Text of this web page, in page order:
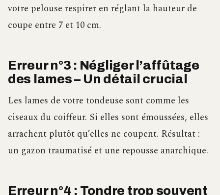
votre pelouse respirer en réglant la hauteur de
coupe entre 7 et 10 cm.
Erreur n°3 : Négliger l’affûtage
des lames – Un détail crucial
Les lames de votre tondeuse sont comme les
ciseaux du coiffeur. Si elles sont émoussées, elles
arrachent plutôt qu’elles ne coupent. Résultat :
un gazon traumatisé et une repousse anarchique.
Erreur n°4 : Tondre trop souvent